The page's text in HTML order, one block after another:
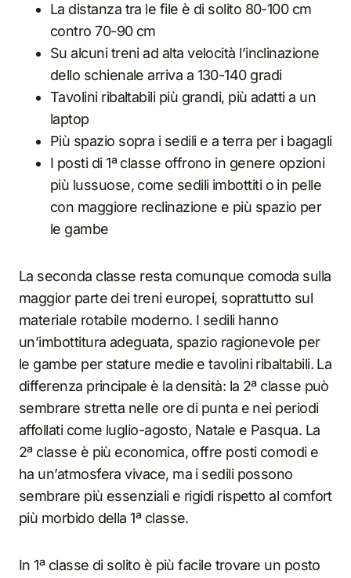
La distanza tra le file è di solito 80-100 cm
contro 70-90 cm
Su alcuni treni ad alta velocità l’inclinazione
dello schienale arriva a 130-140 gradi
Tavolini ribaltabili più grandi, più adatti a un
laptop
Più spazio sopra i sedili e a terra per i bagagli
I posti di 1ª classe offrono in genere opzioni
più lussuose, come sedili imbottiti o in pelle
con maggiore reclinazione e più spazio per
le gambe
La seconda classe resta comunque comoda sulla
maggior parte dei treni europei, soprattutto sul
materiale rotabile moderno. I sedili hanno
un’imbottitura adeguata, spazio ragionevole per
le gambe per stature medie e tavolini ribaltabili. La
differenza principale è la densità: la 2ª classe può
sembrare stretta nelle ore di punta e nei periodi
affollati come luglio-agosto, Natale e Pasqua. La
2ª classe è più economica, offre posti comodi e
ha un’atmosfera vivace, ma i sedili possono
sembrare più essenziali e rigidi rispetto al comfort
più morbido della 1ª classe.
In 1ª classe di solito è più facile trovare un posto